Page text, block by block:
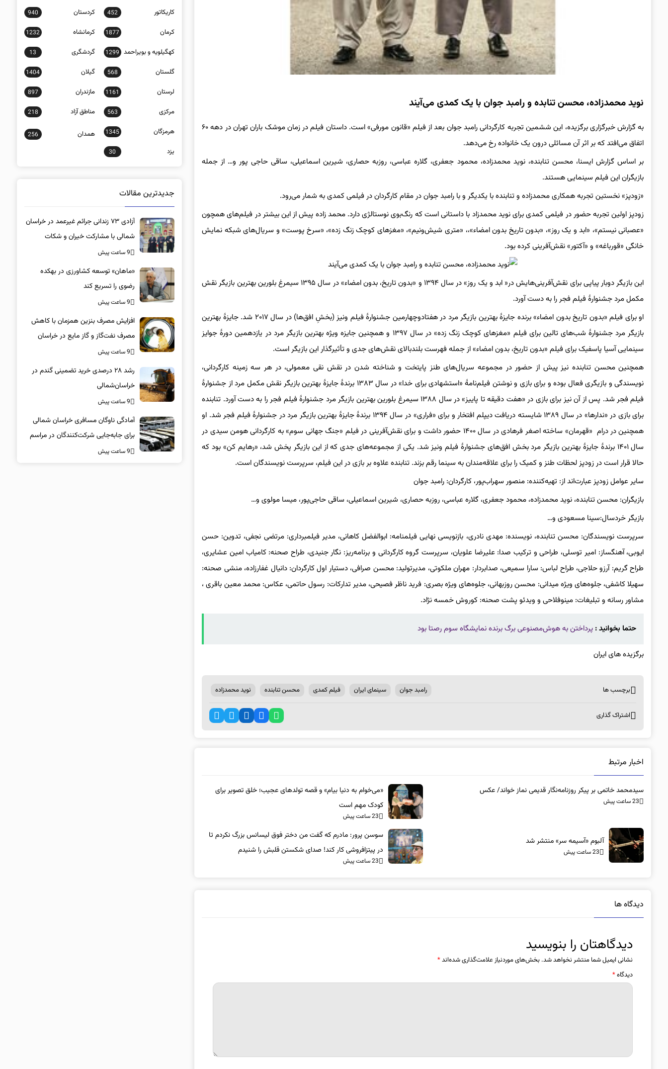
نوید محمدزاده، محسن تنابده و رامبد جوان با یک کمدی می‌آیند
به گزارش خبرگزاری برگزیده، این ششمین تجربه کارگردانی رامبد جوان بعد از فیلم «قانون مورفی» است. داستان فیلم در زمان موشک‌ باران تهران در دهه ۶۰
اتفاق می‌افتد که بر اثر آن مسائلی درون یک خانواده رخ می‌دهد.
بر اساس گزارش ایسنا، محسن تنابنده، نوید محمدزاده، محمود جعفری، گلاره عباسی، روزبه حصاری، شیرین اسماعیلی، ساقی حاجی پور و… از جمله
بازیگران این فیلم سینمایی هستند.
«زودپز» نخستین تجربه همکاری محمدزاده و تنابنده با یکدیگر و با رامبد جوان در مقام کارگردان در فیلمی کمدی به شمار می‌رود.
زودپز اولین تجربه حضور در فیلمی کمدی برای نوید محمدزاد با داستانی است که رنگ‌بوی نوستالژی دارد. محمد زاده پیش از این بیشتر در فیلم‌های همچون
«عصبانی نیستم»، «ابد و یک روز»، «بدون تاریخ بدون امضاء»،، «متری شیش‌ونیم»، «مغزهای کوچک زنگ زده»، «سرخ پوست» و سریال‌های شبکه نمایش
خانگی «قورباغه» و «آکتور» نقش‌آفرینی کرده بود.
این بازیگر دوبار پیاپی برای نقش‌آفرینی‌هایش در« ابد و یک روز» در سال ۱۳۹۴ و «بدون تاریخ، بدون امضاء» در سال ۱۳۹۵ سیمرغ بلورین بهترین بازیگر نقش
مکمل مرد جشنوارهٔ فیلم فجر را به دست آورد.
او برای فیلم «بدون تاریخ بدون امضاء» برنده جایزهٔ بهترین بازیگر مرد در هفتادوچهارمین جشنوارهٔ فیلم ونیز (بخشِ افق‌ها) در سال ۲۰۱۷ شد. جایزهٔ بهترین
بازیگر مرد جشنوارهٔ شب‌های تالین برای فیلم «مغزهای کوچک زنگ زده» در سال ۱۳۹۷ و همچنین جایزه ویژه بهترین بازیگر مرد در یازدهمین دورهٔ جوایز
سینمایی آسیا پاسفیک برای فیلم «بدون تاریخ، بدون امضاء» از جمله فهرست بلندبالای نقش‌های جدی و تأثیرگذار این بازیگر است.
همچنین محسن تنابنده نیز پیش از حضور در مجموعه سریال‌های طنز پایتخت و شناخته شدن در نقش نقی معمولی، در هر سه زمینه کارگردانی،
نویسندگی و بازیگری فعال بوده و برای بازی و نوشتن فیلم‌نامهٔ «استشهادی برای خدا» در سال ۱۳۸۳ برندهٔ جایزهٔ بهترین بازیگر نقش مکمل مرد از جشنوارهٔ
فیلم فجر شد. پس از آن نیز برای بازی در «هفت دقیقه تا پاییز» در سال ۱۳۸۸ سیمرغ بلورین بهترین بازیگر مرد جشنوارهٔ فیلم فجر را به دست آورد. تنابنده
برای بازی در «ندارها» در سال ۱۳۸۹ شایسته دریافت دیپلم افتخار و برای «فراری» در سال ۱۳۹۴ برندهٔ جایزهٔ بهترین بازیگر مرد در جشنوارهٔ فیلم فجر شد. او
همچنین در درام «قهرمان» ساخته اصغر فرهادی در سال ۱۴۰۰ حضور داشت و برای نقش‌آفرینی در فیلم «جنگ جهانی سوم» به کارگردانی هومن سیدی در
سال ۱۴۰۱ برندهٔ جایزهٔ بهترین بازیگر مرد بخش افق‌های جشنوارهٔ فیلم ونیز شد. یکی از مجموعه‌های جدی که از این بازیگر پخش شد، «رهایم کن» بود که
حالا قرار است در زودپز لحظات طنز و کمیک را برای علاقه‌مندان به سینما رقم بزند. تنابنده علاوه بر بازی در این فیلم، سرپرست نویسندگان است.
سایر عوامل زودپز عبارت‌اند از: تهیه‌کننده: منصور سهراب‌پور، کارگردان: رامبد جوان
بازیگران: محسن تنابنده، نوید محمدزاده، محمود جعفری، گلاره عباسی، روزبه حصاری، شیرین اسماعیلی، ساقی حاجی‌پور، میسا مولوی و…
بازیگر خردسال:سینا مسعودی و…
سرپرست نویسندگان: محسن تنابنده، نویسنده: مهدی نادری، بازنویسی نهایی فیلمنامه: ابوالفضل کاهانی، مدیر فیلمبرداری: مرتضی نجفی، تدوین: حسن
ایوبی، آهنگساز: امیر توسلی، طراحی و ترکیب صدا: علیرضا علویان، سرپرست گروه کارگردانی و برنامه‌ریز: نگار جنیدی، طراح صحنه: کامیاب امین عشایری،
طراح گریم: آرزو حلاجی، طراح لباس: سارا سمیعی، صدابردار: مهران ملکوتی، مدیرتولید: محسن صرافی، دستیار اول کارگردان: دانیال غفارزاده، منشی صحنه:
سهیلا کاشفی، جلوه‌های ویژه میدانی: محسن روزبهانی، جلوه‌های ویژه بصری: فرید ناظر فصیحی، مدیر تدارکات: رسول حاتمی، عکاس: محمد معین باقری ،
مشاور رسانه و تبلیغات: مینوفلاحی و ویدئو پشت صحنه: کوروش خمسه نژاد.
حتما بخوانید : پرداختن به هوش‌مصنوعی برگ برنده نمایشگاه سوم رصتا بود
برگزیده های ایران
برچسب ها رامبد جوان سینمای ایران فیلم کمدی محسن تنابنده نوید محمدزاده
اشتراک گذاری
اخبار مرتبط
سیدمحمد خاتمی بر پیکر روزنامه‌نگار قدیمی نماز خواند/ عکس
23 ساعت پیش
«می‌خوام به دنیا بیام» و قصه تولدهای عجیب؛ خلق تصویر برای
کودک مهم است
23 ساعت پیش
آلبوم «آسیمه سر» منتشر شد
23 ساعت پیش
سوسن پرور: مادرم که گفت من دختر فوق‌ لیسانس بزرگ نکردم تا
در پیتزافروشی کار کند! صدای شکستن قلبش را شنیدم
23 ساعت پیش
دیدگاه ها
دیدگاهتان را بنویسید
نشانی ایمیل شما منتشر نخواهد شد. بخش‌های موردنیاز علامت‌گذاری شده‌اند*
دیدگاه*
کاریکاتور 452 کردستان 940
کرمان 1877 کرمانشاه 1232
کهگیلویه و بویراحمد 1299 گردشگری 13
گلستان 568 گیلان 1404
لرستان 1161 مازندران 897
مرکزی 563 مناطق آزاد 218
هرمزگان 1345 همدان 256
یزد 30
جدیدترین مقالات
آزادی ۷۳ زندانی جرائم غیرعمد در خراسان
شمالی با مشارکت خیران و شکات
9 ساعت پیش
«ماهان» توسعه کشاورزی در بهکده
رضوی را تسریع کند
9 ساعت پیش
افزایش مصرف بنزین همزمان با کاهش
مصرف نفت‌گاز و گاز مایع در خراسان
شمالی
9 ساعت پیش
رشد ۲۸ درصدی خرید تضمینی گندم در
خراسان‌شمالی
9 ساعت پیش
آمادگی ناوگان مسافری خراسان شمالی
برای جابه‌جایی شرکت‌کنندگان در مراسم
تشییع پیکر مطهر امام شهید
9 ساعت پیش